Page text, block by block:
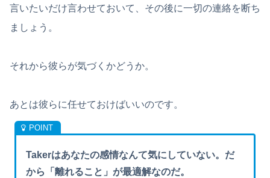
言いたいだけ言わせておいて、その後に一切の連絡を断ち
ましょう。
それから彼らが気づくかどうか。
あとは彼らに任せておけばいいのです。
Takerはあなたの感情なんて気にしていない。だ
から「離れること」が最適解なのだ。